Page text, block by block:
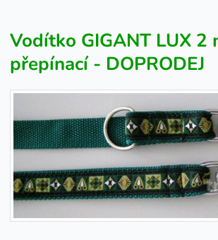
Vodítko GIGANT LUX 2
přepínací - DOPRODEJ